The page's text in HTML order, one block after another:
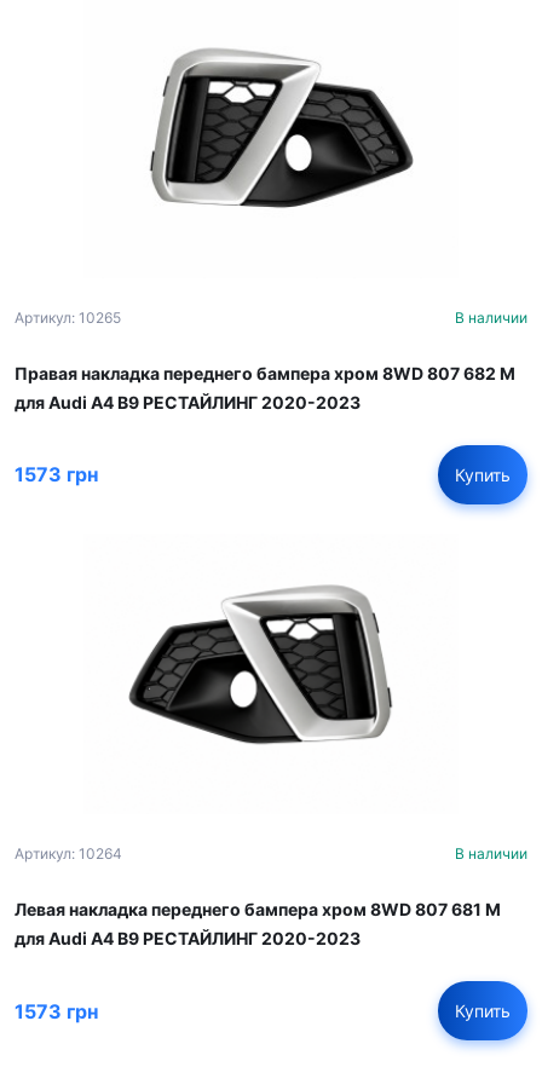
Артикул: 10265 В наличии
Правая накладка переднего бампера хром 8WD 807 682 M
для Audi A4 B9 РЕСТАЙЛИНГ 2020-2023
1573 грн Купить
Артикул: 10264 В наличии
Левая накладка переднего бампера хром 8WD 807 681 M
для Audi A4 B9 РЕСТАЙЛИНГ 2020-2023
1573 грн Купить